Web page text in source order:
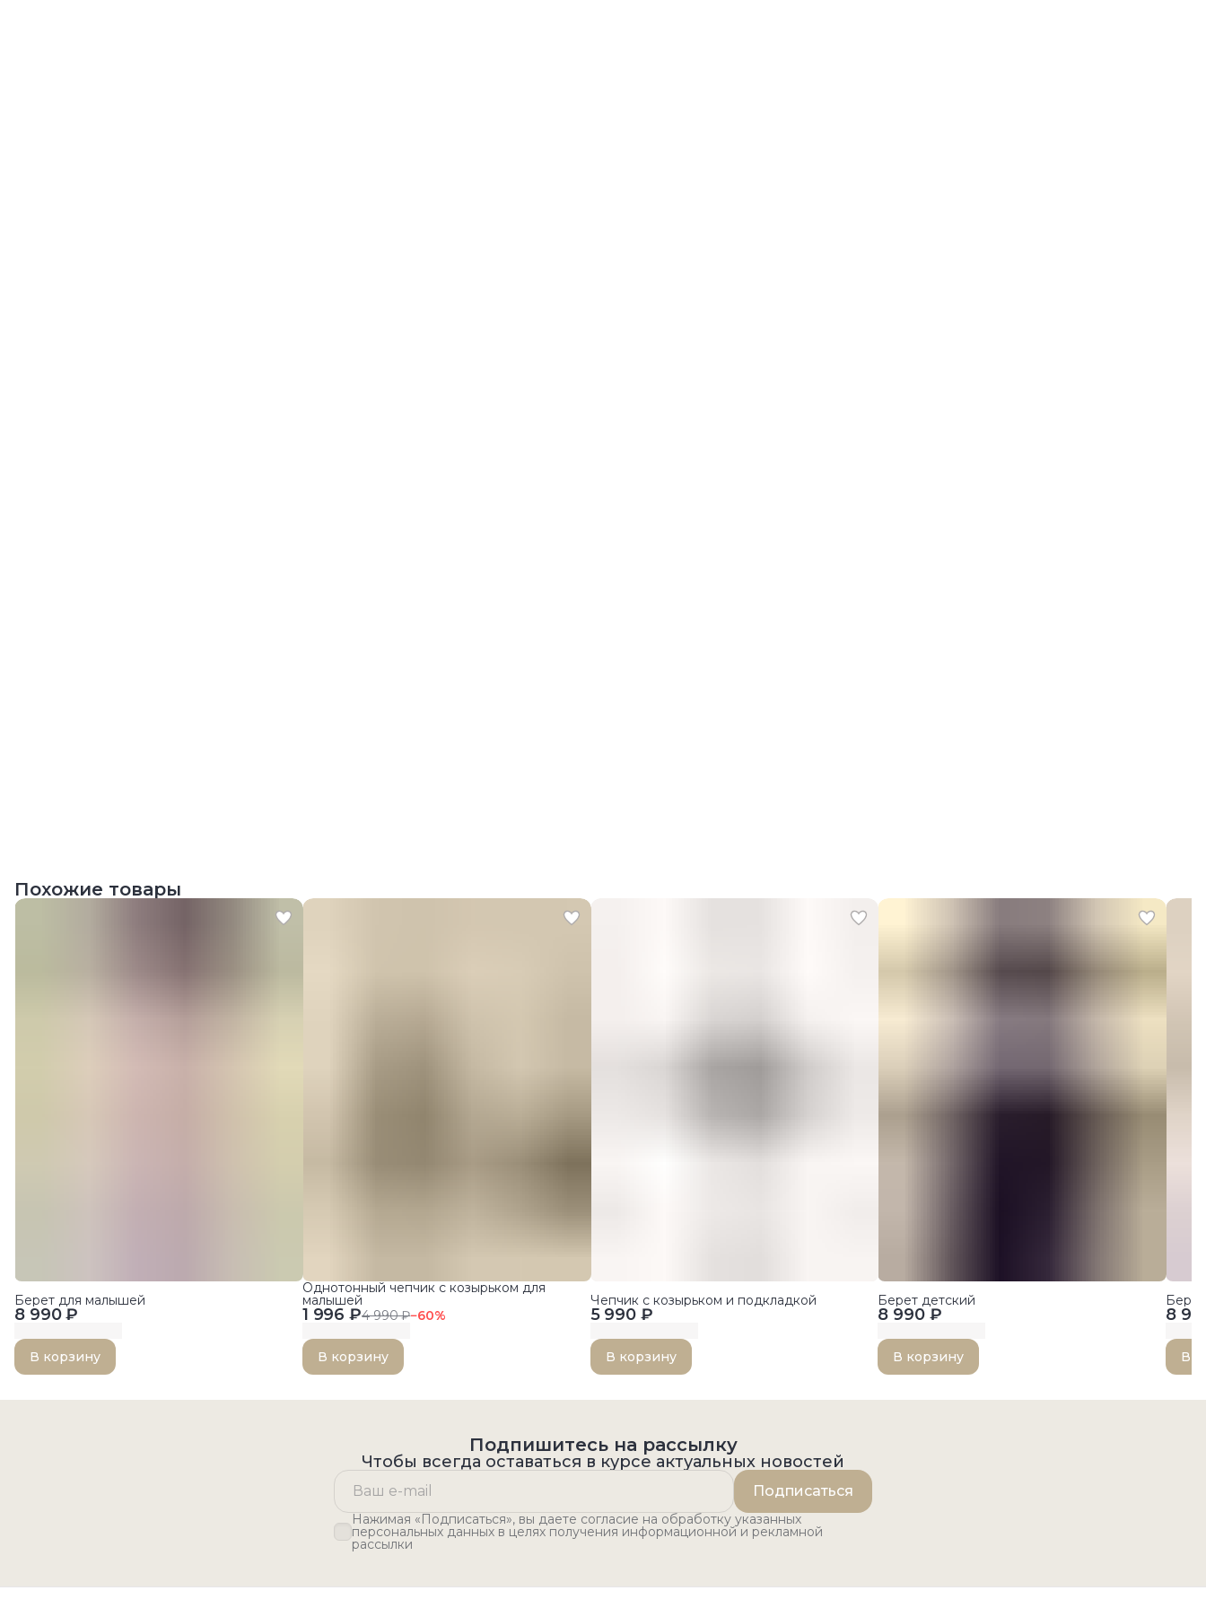
Похожие товары
8 990 ₽
Берет для малышей
В корзину
1 996 ₽4 990 ₽−60%
Однотонный чепчик с козырьком для
малышей
В корзину
5 990 ₽
Чепчик с козырьком и подкладкой
В корзину
8 990 ₽
Берет детский
В корзину
8
В
Подпишитесь на рассылку
Чтобы всегда оставаться в курсе актуальных новостей
Подписаться
Нажимая «Подписаться», вы даете согласие на обработку указанных
персональных данных в целях получения информационной и рекламной
рассылки